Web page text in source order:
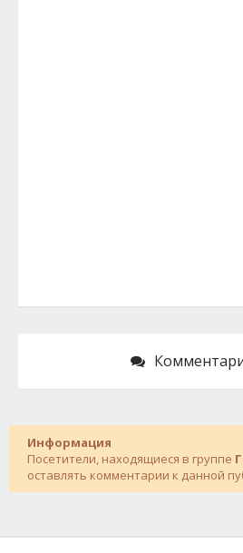
Информация
Посетители, находящиеся в группе
оставлять комментарии к данной